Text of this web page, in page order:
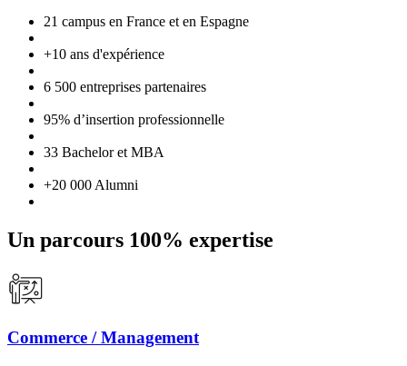
21 campus en France et en Espagne
+10 ans d'expérience
6 500 entreprises partenaires
95% d’insertion professionnelle
33 Bachelor et MBA
+20 000 Alumni
Un parcours 100% expertise
Commerce / Management